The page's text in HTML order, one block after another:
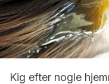
Kig efter nogle